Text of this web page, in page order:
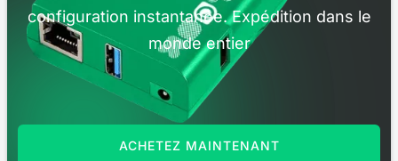
configuration instantanée. Expédition dans le
monde entier
ACHETEZ MAINTENANT